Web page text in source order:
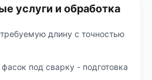
услуги и обработка
длину с точностью
под сварку - подготовка